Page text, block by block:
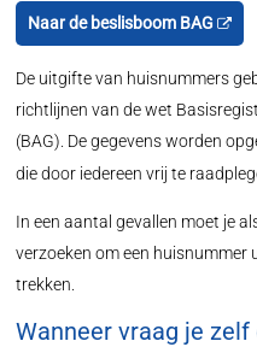
Naar de beslisboom BAG
De uitgifte van huisnummers
richtlijnen van de wet
(BAG). De gegevens worden
die door iedereen vrij te
In een aantal gevallen moet je
verzoeken om een huisnummer
trekken.
Wanneer vraag je